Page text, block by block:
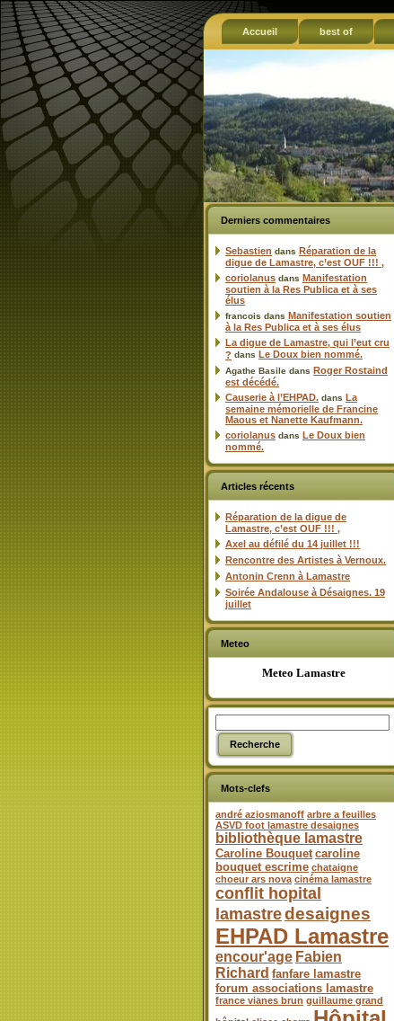
Accueil best of
Derniers commentaires
Sebastien dans Réparation de la
digue de Lamastre, c’est OUF !!! ,
coriolanus dans Manifestation
soutien à la Res Publica et à ses
élus
francois dans Manifestation soutien
à la Res Publica et à ses élus
La digue de Lamastre, qui l’eut cru
? dans Le Doux bien nommé.
Agathe Basile dans Roger Rostaind
est décédé.
Causerie à l’EHPAD. dans La
semaine mémorielle de Francine
Maous et Nanette Kaufmann.
coriolanus dans Le Doux bien
nommé.
Articles récents
Réparation de la digue de
Lamastre, c’est OUF !!! ,
Axel au défilé du 14 juillet !!!
Rencontre des Artistes à Vernoux.
Antonin Crenn à Lamastre
Soirée Andalouse à Désaignes. 19
juillet
Meteo
Meteo Lamastre
Mots-clefs
andré aziosmanoff arbre a feuilles
ASVD foot lamastre desaignes
bibliothèque lamastre
Caroline Bouquet caroline
bouquet escrime chataigne
choeur ars nova cinéma lamastre
conflit hopital
lamastredesaignes
EHPAD Lamastre
encour'age Fabien
Richard fanfare lamastre
forum associations lamastre
france vianes brun guillaume grand